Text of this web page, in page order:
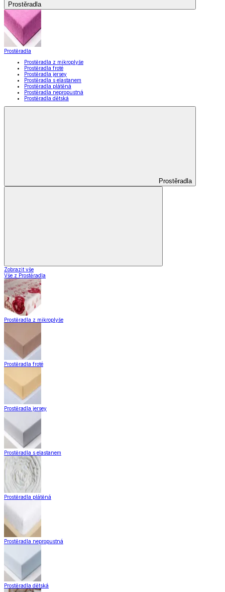
Prostěradla
Prostěradla
Prostěradla z mikroplyše
Prostěradla froté
Prostěradla jersey
Prostěradla s elastanem
Prostěradla plátěná
Prostěradla nepropustná
Prostěradla dětská
Prostěradla
Zobrazit vše
Vše z Prostěradla
Prostěradla z mikroplyše
Prostěradla froté
Prostěradla jersey
Prostěradla s elastanem
Prostěradla plátěná
Prostěradla nepropustná
Prostěradla dětská